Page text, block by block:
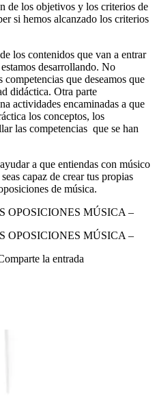
de los objetivos y los criterios de
si hemos alcanzado los criterios
los contenidos que van a entrar
desarrollando. No
que deseamos que
didáctica. Otra parte
actividades encaminadas a que
los conceptos, los
las competencias que se han
a que entiendas con músico
capaz de crear tus propias
de música.
MÚSICA –
MÚSICA –
la entrada